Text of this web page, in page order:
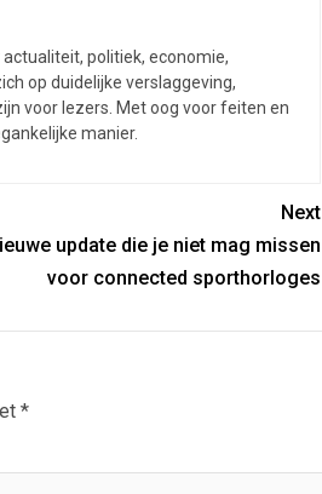
politiek, economie,
op duidelijke verslaggeving,
voor lezers. Met oog voor feiten en
manier.
Next
update die je niet mag missen
voor connected sporthorloges
*